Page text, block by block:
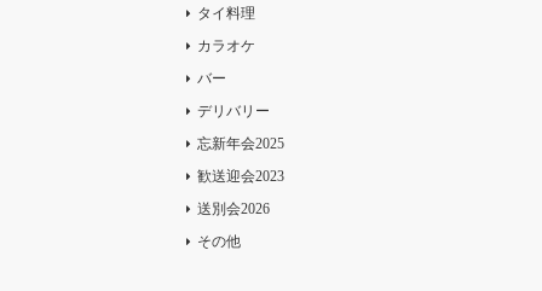
タイ料理
カラオケ
バー
デリバリー
忘新年会2025
歓送迎会2023
送別会2026
その他